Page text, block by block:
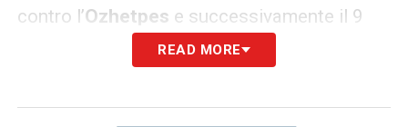
contro l’Ozhetpes e successivamente il 9
READ MORE